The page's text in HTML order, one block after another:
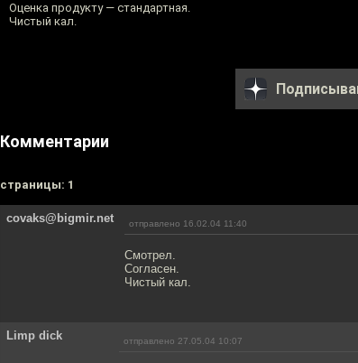
Оценка продукту — стандартная.
Чистый кал.
Комментарии
cтраницы: 1
covaks@bigmir.net отправлено 16.02.04 11:40
Смотрел.
Согласен.
Чистый кал.
Limp dick отправлено 27.05.04 10:07